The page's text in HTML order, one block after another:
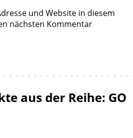
und Website in diesem
nächsten Kommentar
aus der Reihe: GO